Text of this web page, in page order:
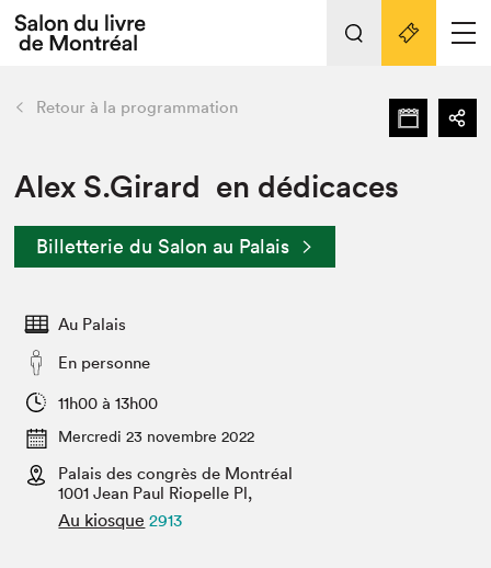
Espace exposant⋅e⋅s
Espace enseignant·e·s
Espace médias
L'événement
Préparer sa visite au Salon
Actualités
SLM PRO
retour Nos activités
Préparer sa visite
Salon dans la ville et en ligne
Projets partenaires
Liens pratiques
Retour à la programmation
Alex S.Girard en dédicaces
Billetterie du Salon au Palais
Au Palais
En personne
11h00 à 13h00
Mercredi 23 novembre 2022
Palais des congrès de Montréal
1001 Jean Paul Riopelle Pl,
Au kiosque 2913